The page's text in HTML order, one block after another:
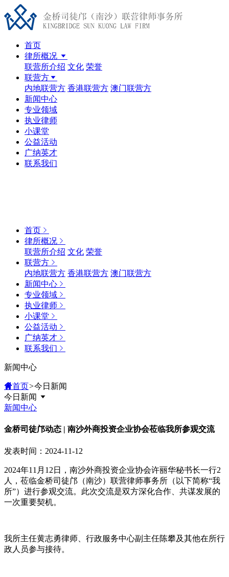
首页
律所概况
联营所介绍 文化 荣誉
联营方
内地联营方 香港联营方 澳门联营方
新闻中心
专业领域
执业律师
小课堂
公益活动
广纳英才
联系我们
首页
律所概况
联营所介绍 文化 荣誉
联营方
内地联营方 香港联营方 澳门联营方
新闻中心
专业领域
执业律师
小课堂
公益活动
广纳英才
联系我们
新闻中心
首页>今日新闻
今日新闻
新闻中心
金桥司徒邝动态 | 南沙外商投资企业协会莅临我所参观交流
发表时间：2024-11-12
2024年11月12日，南沙外商投资企业协会许丽华秘书长一行2
人，莅临金桥司徒邝（南沙）联营律师事务所（以下简称“我
所”）进行参观交流。此次交流是双方深化合作、共谋发展的
一次重要契机。
我所主任黄志勇律师、行政服务中心副主任陈攀及其他在所行
政人员参与接待。